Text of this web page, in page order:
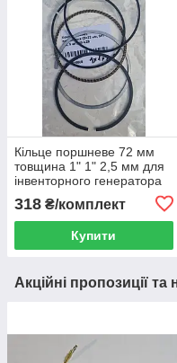
Кільце поршневе 72 мм
товщина 1" 1" 2,5 мм для
інвенторного генератора
318 ₴/комплект
Купити
Акційні пропозиції та